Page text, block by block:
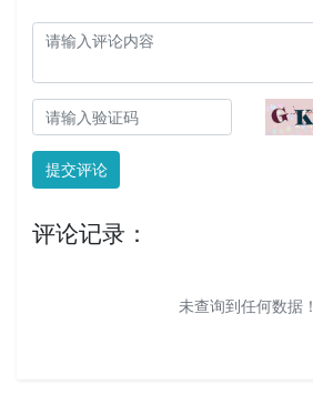
提交评论
评论记录：
未查询到任何数据！